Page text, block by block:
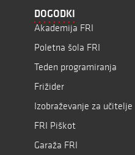
DOGODKI
Akademija FRI
Poletna šola FRI
Teden programiranja
Frižider
Izobraževanje za učitelje
FRI Piškot
Garaža FRI